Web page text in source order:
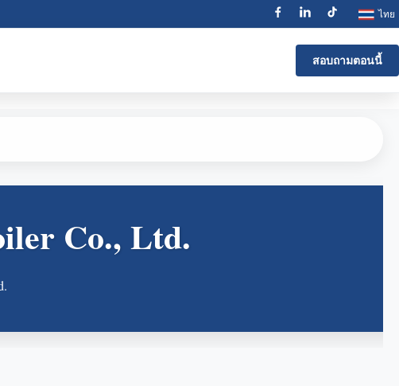
ไทย
สอบถามตอนนี้
Co., Ltd.